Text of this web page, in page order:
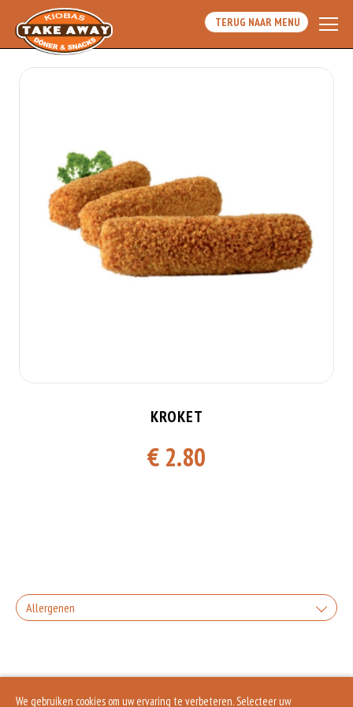
TERUG NAAR MENU
KROKET
€ 2.80
Allergenen
We gebruiken cookies om uw ervaring te verbeteren. Selecteer uw